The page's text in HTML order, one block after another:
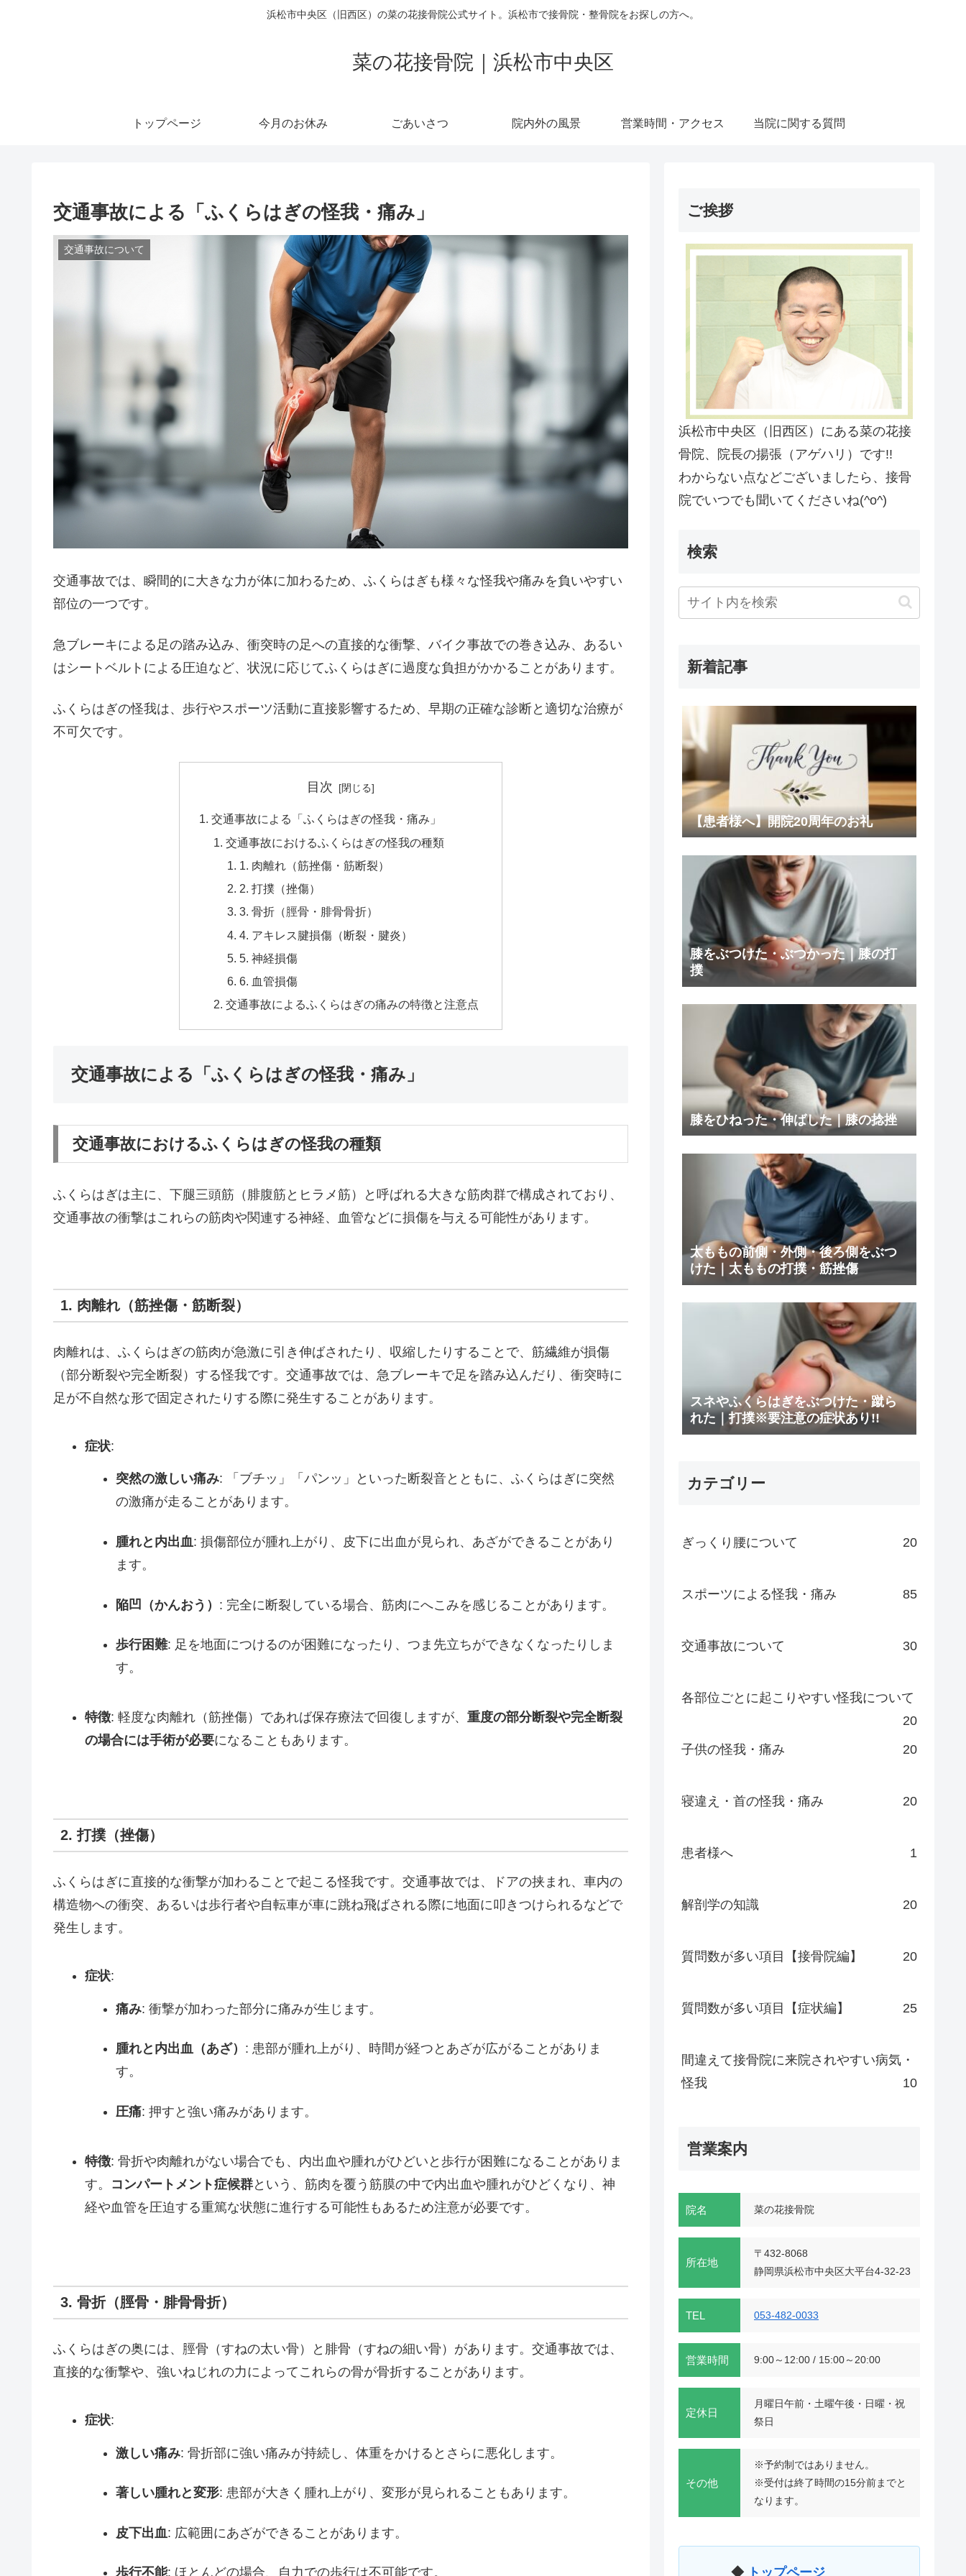
浜松市中央区（旧西区）の菜の花接骨院公式サイト。浜松市で接骨院・整骨院をお探しの方へ。
菜の花接骨院｜浜松市中央区
トップページ 今月のお休み ごあいさつ 院内外の風景 営業時間・アクセス 当院に関する質問
交通事故による「ふくらはぎの怪我・痛み」
交通事故について
交通事故では、瞬間的に大きな力が体に加わるため、ふくらはぎも様々な怪我や痛みを負いやすい
部位の一つです。
急ブレーキによる足の踏み込み、衝突時の足への直接的な衝撃、バイク事故での巻き込み、あるい
はシートベルトによる圧迫など、状況に応じてふくらはぎに過度な負担がかかることがあります。
ふくらはぎの怪我は、歩行やスポーツ活動に直接影響するため、早期の正確な診断と適切な治療が
不可欠です。
目次
交通事故による「ふくらはぎの怪我・痛み」
交通事故におけるふくらはぎの怪我の種類
1. 肉離れ（筋挫傷・筋断裂）
2. 打撲（挫傷）
3. 骨折（脛骨・腓骨骨折）
4. アキレス腱損傷（断裂・腱炎）
5. 神経損傷
6. 血管損傷
交通事故によるふくらはぎの痛みの特徴と注意点
交通事故による「ふくらはぎの怪我・痛み」
交通事故におけるふくらはぎの怪我の種類
ふくらはぎは主に、下腿三頭筋（腓腹筋とヒラメ筋）と呼ばれる大きな筋肉群で構成されており、
交通事故の衝撃はこれらの筋肉や関連する神経、血管などに損傷を与える可能性があります。
1. 肉離れ（筋挫傷・筋断裂）
肉離れは、ふくらはぎの筋肉が急激に引き伸ばされたり、収縮したりすることで、筋繊維が損傷
（部分断裂や完全断裂）する怪我です。交通事故では、急ブレーキで足を踏み込んだり、衝突時に
足が不自然な形で固定されたりする際に発生することがあります。
症状:
突然の激しい痛み: 「ブチッ」「パンッ」といった断裂音とともに、ふくらはぎに突然
の激痛が走ることがあります。
腫れと内出血: 損傷部位が腫れ上がり、皮下に出血が見られ、あざができることがあり
ます。
陥凹（かんおう） : 完全に断裂している場合、筋肉にへこみを感じることがあります。
歩行困難: 足を地面につけるのが困難になったり、つま先立ちができなくなったりしま
す。
特徴: 軽度な肉離れ（筋挫傷）であれば保存療法で回復しますが、 重度の部分断裂や完全断裂
の場合には手術が必要になることもあります。
2. 打撲（挫傷）
ふくらはぎに直接的な衝撃が加わることで起こる怪我です。交通事故では、ドアの挟まれ、車内の
構造物への衝突、あるいは歩行者や自転車が車に跳ね飛ばされる際に地面に叩きつけられるなどで
発生します。
症状:
痛み: 衝撃が加わった部分に痛みが生じます。
腫れと内出血（あざ） : 患部が腫れ上がり、時間が経つとあざが広がることがありま
す。
圧痛: 押すと強い痛みがあります。
特徴: 骨折や肉離れがない場合でも、内出血や腫れがひどいと歩行が困難になることがありま
す。
コンパートメント症候群という、筋肉を覆う筋膜の中で内出血や腫れがひどくなり、神
経や血管を圧迫する重篤な状態に進行する可能性もあるため注意が必要です。
3. 骨折（脛骨・腓骨骨折）
ふくらはぎの奥には、脛骨（すねの太い骨）と腓骨（すねの細い骨）があります。交通事故では、
直接的な衝撃や、強いねじれの力によってこれらの骨が骨折することがあります。
症状:
激しい痛み: 骨折部に強い痛みが持続し、体重をかけるとさらに悪化します。
著しい腫れと変形: 患部が大きく腫れ上がり、変形が見られることもあります。
皮下出血: 広範囲にあざができることがあります。
歩行不能: ほとんどの場合、自力での歩行は不可能です。
ご挨拶
浜松市中央区（旧西区）にある菜の花接
骨院、院長の揚張（アゲハリ）です!!
わからない点などございましたら、接骨
院でいつでも聞いてくださいね(^o^)
検索
新着記事
【患者様へ】開院20周年のお礼
膝をぶつけた・ぶつかった｜膝の打
撲
膝をひねった・伸ばした｜膝の捻挫
太ももの前側・外側・後ろ側をぶつ
けた｜太ももの打撲・筋挫傷
スネやふくらはぎをぶつけた・蹴ら
れた｜打撲※要注意の症状あり!!
カテゴリー
ぎっくり腰について 20
スポーツによる怪我・痛み 85
交通事故について 30
各部位ごとに起こりやすい怪我について
20
子供の怪我・痛み
20
寝違え・首の怪我・痛み 20
患者様へ 1
解剖学の知識 20
質問数が多い項目【接骨院編】 20
質問数が多い項目【症状編】 25
間違えて接骨院に来院されやすい病気・
怪我
10
営業案内
院名 菜の花接骨院
所在地
〒432-8068
静岡県浜松市中央区大平台4-32-23
TEL 053-482-0033
営業時間 9:00～12:00 / 15:00～20:00
定休日
月曜日午前・土曜午後・日曜・祝
祭日
その他
※予約制ではありません。
※受付は終了時間の15分前までと
なります。
◆ トップページ